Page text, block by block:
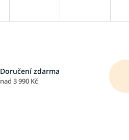
Doručení zdarma
nad 3 990 Kč